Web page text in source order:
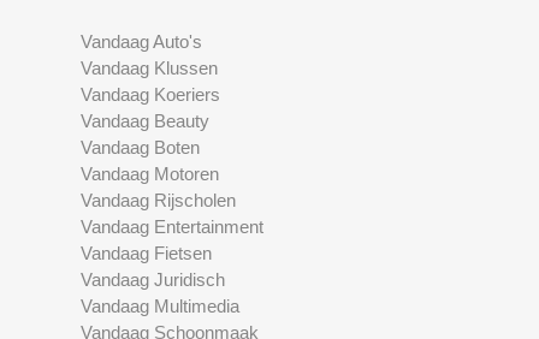
Vandaag Auto's
Vandaag Klussen
Vandaag Koeriers
Vandaag Beauty
Vandaag Boten
Vandaag Motoren
Vandaag Rijscholen
Vandaag Entertainment
Vandaag Fietsen
Vandaag Juridisch
Vandaag Multimedia
Vandaag Schoonmaak